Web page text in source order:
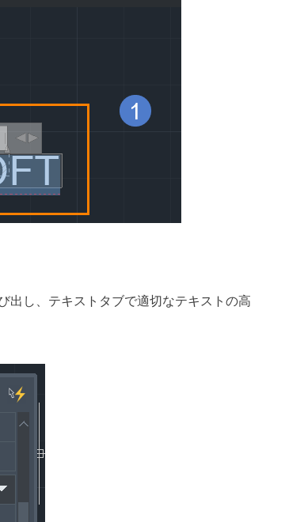
出し、テキストタブで適切なテキストの高